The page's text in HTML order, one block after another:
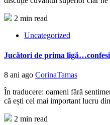
2 min read
Uncategorized
Jucători de prima
8 ani ago CorinaTamas
În traducere: oameni fără
că ești cel mai important lucru
2 min read